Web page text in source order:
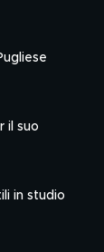
il suo
in studio